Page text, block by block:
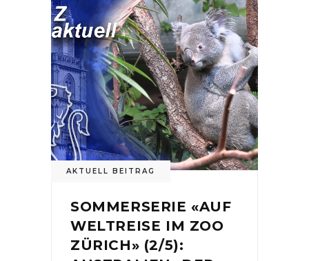
AKTUELL BEITRAG
SOMMERSERIE «AUF
WELTREISE IM ZOO
ZÜRICH» (2/5):